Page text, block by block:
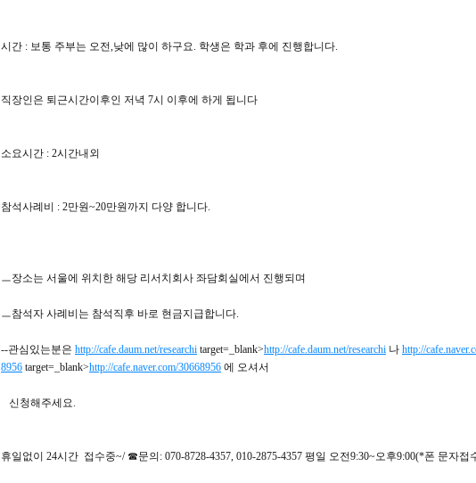
시간 : 보통 주부는 오전,낮에 많이 하구요. 학생은 학과 후에 진행합니다.
직장인은 퇴근시간이후인 저녁 7시 이후에 하게 됩니다
소요시간 : 2시간내외
참석사례비 : 2만원~20만원까지 다양 합니다.
ㅡ장소는 서울에 위치한 해당 리서치회사 좌담회실에서 진행되며
ㅡ참석자 사례비는 참석직후 바로 현금지급합니다.
--관심있는분은 http://cafe.daum.net/researchi target=_blank>http://cafe.daum.net/researchi 나 http://
8956 target=_blank>http://cafe.naver.com/30668956 에 오셔서
신청해주세요.
휴일없이 24시간 접수중~/ ☎문의: 070-8728-4357, 010-2875-4357 평일 오전9:30~오후9:00(*폰 문자접